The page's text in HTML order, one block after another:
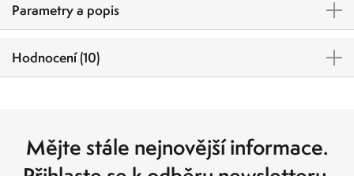
Parametry a popis
Hodnocení (10)
Mějte stále nejnovější informace.